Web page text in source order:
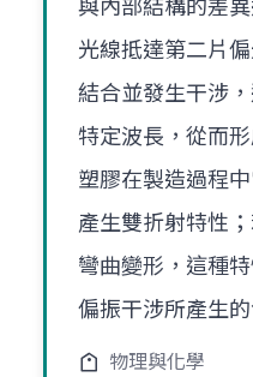
與內部結構的差
光線抵達第二片
結合並發生干涉
特定波長，從而
塑膠在製造過程
產生雙折射特性
彎曲變形，這種
偏振干涉所產生
物理與化學